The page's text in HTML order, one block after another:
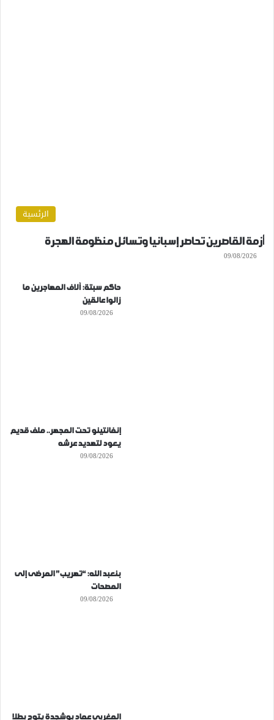
الرئسية
أزمة القاصرين تحاصر إسبانيا وتسائل منظومة الهجرة
09/08/2026
حاكم سبتة: آلاف المهاجرين ما
زالوا عالقين
09/08/2026
إنفانتينو تحت المجهر.. ملف قديم
يعود لتهديد عرشه
09/08/2026
بنعبد الله: “تهريب” المرضى إلى
المصحات
09/08/2026
المغربي عماد بوشجدة يتوج بطلا